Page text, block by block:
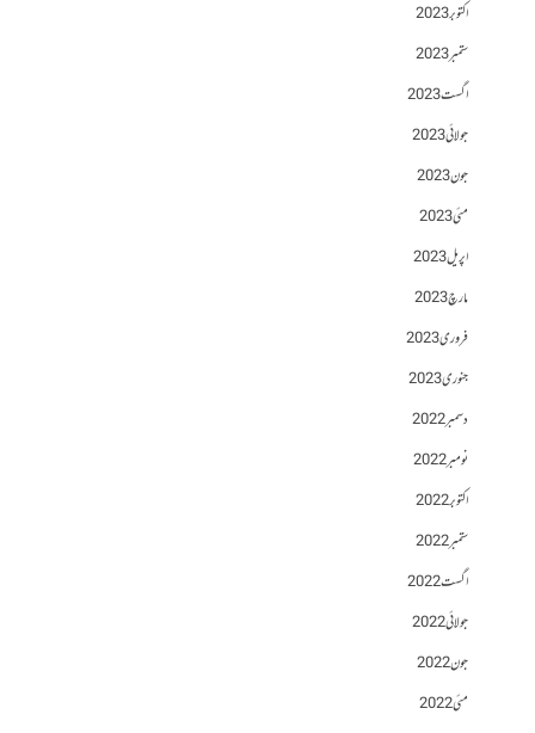
اکتوبر 2023
ستمبر 2023
اگست 2023
جولائی 2023
جون 2023
مئی 2023
اپریل 2023
مارچ 2023
فروری 2023
جنوری 2023
دسمبر 2022
نومبر 2022
اکتوبر 2022
ستمبر 2022
اگست 2022
جولائی 2022
جون 2022
مئی 2022